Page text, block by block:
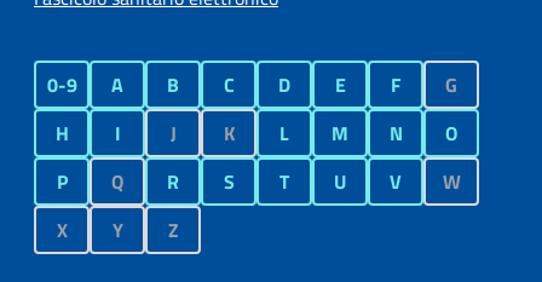
0-9 A B C D E F
G
H
I J K L M N
O
P
Q R S T U V
W
X
Y Z